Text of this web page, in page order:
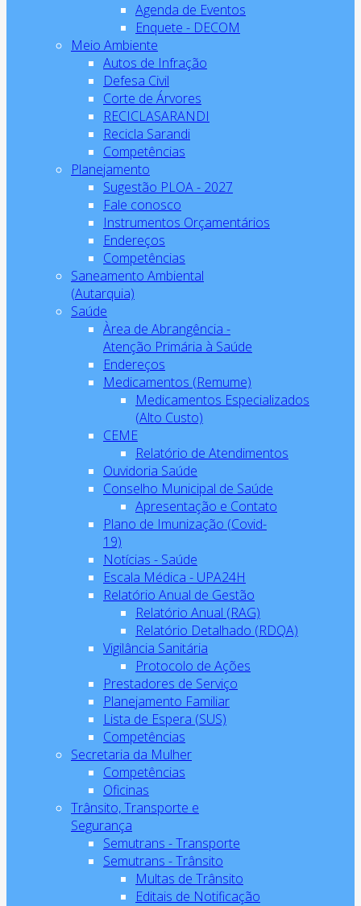
Agenda de Eventos
Enquete - DECOM
Meio Ambiente
Autos de Infração
Defesa Civil
Corte de Árvores
RECICLASARANDI
Recicla Sarandi
Competências
Planejamento
Sugestão PLOA - 2027
Fale conosco
Instrumentos Orçamentários
Endereços
Competências
Saneamento Ambiental
(Autarquia)
Saúde
Àrea de Abrangência -
Atenção Primária à Saúde
Endereços
Medicamentos (Remume)
Medicamentos Especializados
(Alto Custo)
CEME
Relatório de Atendimentos
Ouvidoria Saúde
Conselho Municipal de Saúde
Apresentação e Contato
Plano de Imunização (Covid-
19)
Notícias - Saúde
Escala Médica - UPA24H
Relatório Anual de Gestão
Relatório Anual (RAG)
Relatório Detalhado (RDQA)
Vigilância Sanitária
Protocolo de Ações
Prestadores de Serviço
Planejamento Familiar
Lista de Espera (SUS)
Competências
Secretaria da Mulher
Competências
Oficinas
Trânsito, Transporte e
Segurança
Semutrans - Transporte
Semutrans - Trânsito
Multas de Trânsito
Editais de Notificação